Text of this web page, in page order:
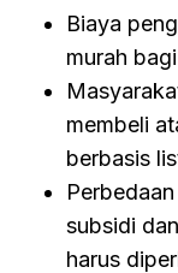
Biaya
murah
membeli
berbasis
subsidi
harus